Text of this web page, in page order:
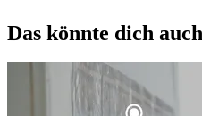
Das könnte dich